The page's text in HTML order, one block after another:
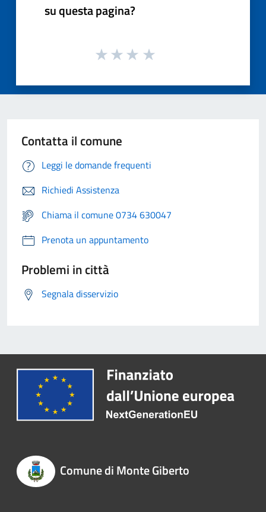
su questa pagina?
Contatta il comune
Leggi le domande frequenti
Richiedi Assistenza
Chiama il comune 0734 630047
Prenota un appuntamento
Problemi in città
Segnala disservizio
Comune di Monte Giberto